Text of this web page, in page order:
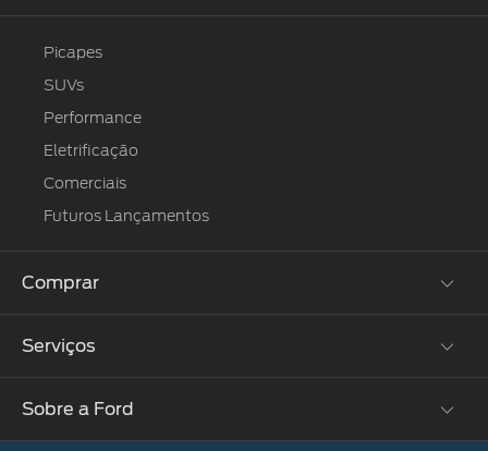
Picapes
SUVs
Performance
Eletrificação
Comerciais
Futuros Lançamentos
Comprar
Monte o Seu
Concessionárias
Serviços
Atualização SYNC
Proprietários
Sobre a Ford